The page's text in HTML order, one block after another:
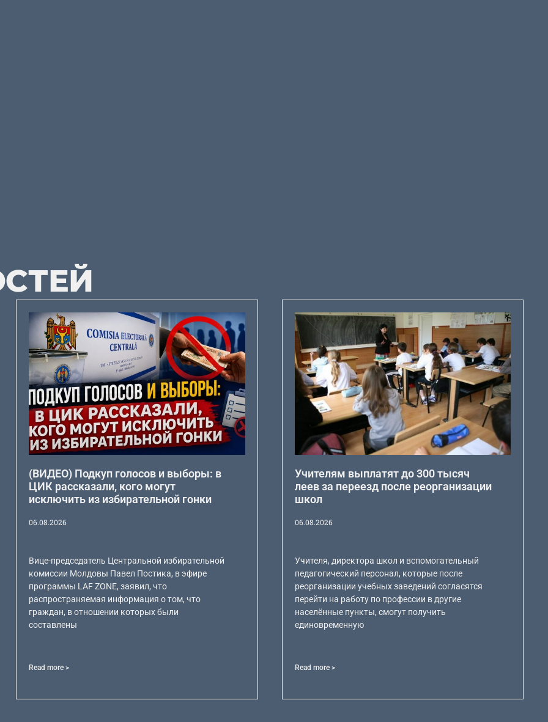
(ВИДЕО) Подкуп голосов и выборы: в
ЦИК рассказали, кого могут
исключить из избирательной гонки
06.08.2026
Вице-председатель Центральной избирательной
комиссии Молдовы Павел Постика, в эфире
программы LAF ZONE, заявил, что
распространяемая информация о том, что
граждан, в отношении которых были
составлены
Read more >
Учителям выплатят до 300 тысяч
леев за переезд после реорганизации
школ
06.08.2026
Учителя, директора школ и вспомогательный
педагогический персонал, которые после
реорганизации учебных заведений согласятся
перейти на работу по профессии в другие
населённые пункты, смогут получить
единовременную
Read more >